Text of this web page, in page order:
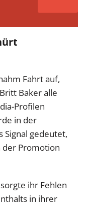
Fahrt auf,
Baker alle
Profilen
in der
Signal gedeutet,
der Promotion
ihr Fehlen
in ihrer